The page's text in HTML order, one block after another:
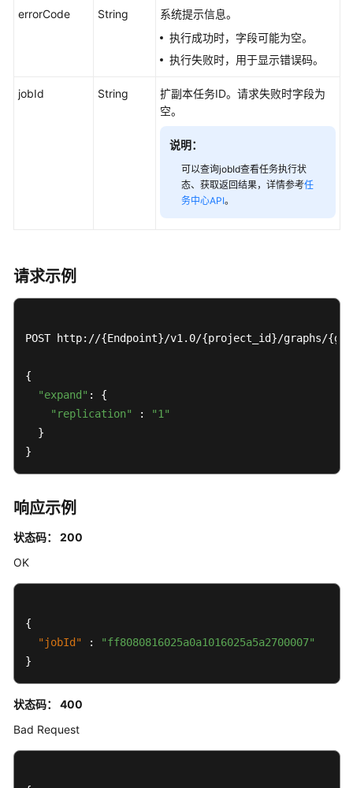
应
云
监
控
务
历
API
面
系
理
API
errorCode String
系统提示信息。
执行成功时，字段可能为空。
执行失败时，用于显示错误码。
jobId String
扩副本任务ID。请求失败时字段为
空。
说明：
可以查询jobId查看任务执行状
态、获取返回结果，详情参考任
务中心API。
请求示例
POST http://{Endpoint}/v1.0/{project_id}/graphs/
{
"expand" : {
"replication"
:
"1"
  }
}
响应示例
状态码： 200
OK
{
"jobId"
:
"ff8080816025a0a1016025a5a2700007"
}
状态码： 400
Bad Request